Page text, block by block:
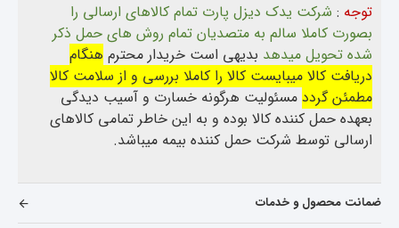
توجه : شرکت یدک دیزل پارت تمام کالاهای ارسالی را
بصورت کاملا سالم به متصدیان تمام روش های حمل ذکر
شده تحویل میدهد بدیهی است خریدار محترم هنگام
دریافت کالا میبایست کالا را کاملا بررسی و از سلامت کالا
مطمئن گردد مسئولیت هرگونه خسارت و آسیب دیدگی
بعهده حمل کننده کالا بوده و به این خاطر تمامی کالاهای
ارسالی توسط شرکت حمل کننده بیمه میباشد.
ضمانت محصول و خدمات